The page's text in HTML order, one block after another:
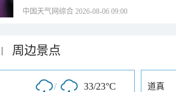
中国天气网综合 2026-08-06 09:00
| 周边景点
/ 33/23°C 道真